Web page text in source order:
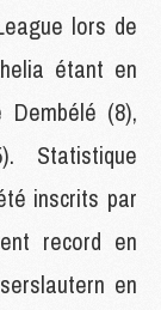
lors de
étant en
(8),
Statistique
inscrits par
record en
en